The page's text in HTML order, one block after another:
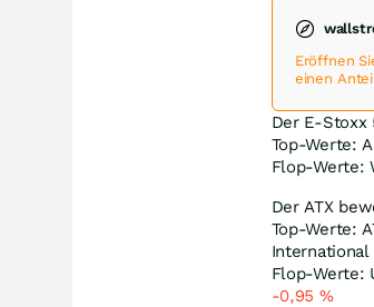
Eröffnen
einen
Der E-Stoxx
Top-Werte:
Flop-Werte:
Der ATX
Top-Werte:
International
Flop-Werte:
-0,95 %